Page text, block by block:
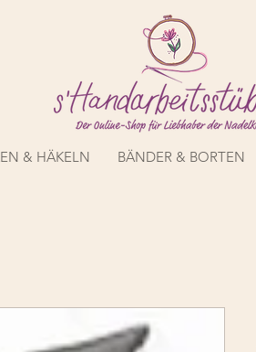
& HÄKELN BÄNDER & BORTEN